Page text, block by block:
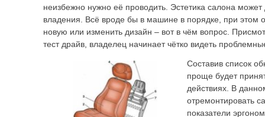
неизбежно нужно её проводить. Эстетика салона
владения. Всё вроде бы в машине в порядке, при этом
новую или изменить дизайн – вот в чём вопрос.
тест драйв, владелец начинает чётко видеть
Составив список
проще будет
действиях. В
отремонтировать
показатели